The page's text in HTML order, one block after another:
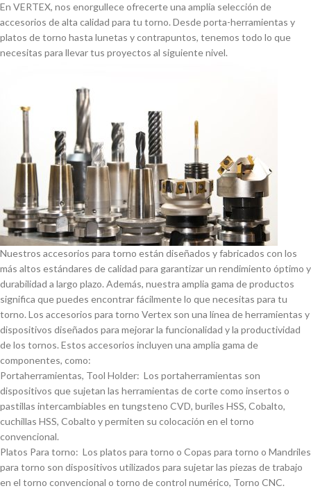
En VERTEX, nos enorgullece ofrecerte una amplia selección de
accesorios de alta calidad para tu torno. Desde porta-herramientas y
platos de torno hasta lunetas y contrapuntos, tenemos todo lo que
necesitas para llevar tus proyectos al siguiente nivel.
Nuestros accesorios para torno están diseñados y fabricados con los
más altos estándares de calidad para garantizar un rendimiento óptimo y
durabilidad a largo plazo. Además, nuestra amplia gama de productos
significa que puedes encontrar fácilmente lo que necesitas para tu
torno. Los accesorios para torno Vertex son una lí­nea de herramientas y
dispositivos diseñados para mejorar la funcionalidad y la productividad
de los tornos. Estos accesorios incluyen una amplia gama de
componentes, como:
Portaherramientas, Tool Holder: Los portaherramientas son
dispositivos que sujetan las herramientas de corte como insertos o
pastillas intercambiables en tungsteno CVD, buriles HSS, Cobalto,
cuchillas HSS, Cobalto y permiten su colocación en el torno
convencional.
Platos Para torno: Los platos para torno o Copas para torno o Mandriles
para torno son dispositivos utilizados para sujetar las piezas de trabajo
en el torno convencional o torno de control numérico, Torno CNC.